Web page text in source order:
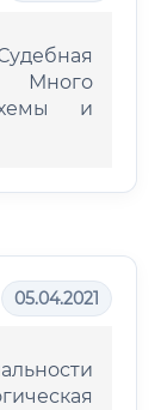
Много
и
05.04.2021